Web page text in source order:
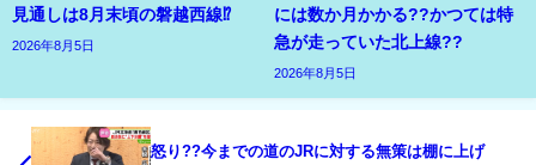
見通しは8月末頃の磐越西線⁉
2026年8月5日
には数か月かかる??かつては特
急が走っていた北上線??
2026年8月5日
怒り??今までの道のJRに対する無策は棚に上げ